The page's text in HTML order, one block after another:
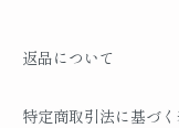
返品について
特定商取引法に基づ